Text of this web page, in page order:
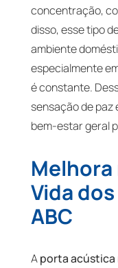
concentração,
disso, esse tipo
ambiente
especialmente
é constante.
sensação de
bem-estar geral
Melhora
Vida
ABC
Aporta acústica